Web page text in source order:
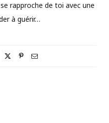
se rapproche de toi avec une
à guérir…